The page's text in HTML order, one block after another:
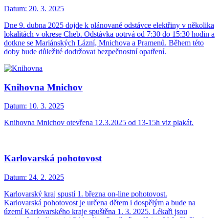
Datum: 20. 3. 2025
Dne 9. dubna 2025 dojde k plánované odstávce elektřiny v několika
lokalitách v okrese Cheb. Odstávka potrvá od 7:30 do 15:30 hodin a
dotkne se Mariánských Lázní, Mnichova a Pramenů. Během této
doby bude důležité dodržovat bezpečnostní opatření.
Knihovna Mnichov
Datum: 10. 3. 2025
Knihovna Mnichov otevřena 12.3.2025 od 13-15h viz plakát.
Karlovarská pohotovost
Datum: 24. 2. 2025
Karlovarský kraj spustí 1. března on-line pohotovost.
Karlovarská pohotovost je určena dětem i dospělým a bude na
území Karlovarského kraje spuštěna 1. 3. 2025. Lékaři jsou